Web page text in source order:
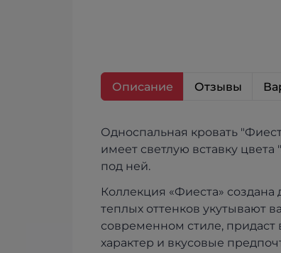
Описание Отзывы
Односпальная кровать
имеет светлую вставку
под ней.
Коллекция «Фиеста»
теплых оттенков укутывают
современном стиле, придаст
характер и вкусовые